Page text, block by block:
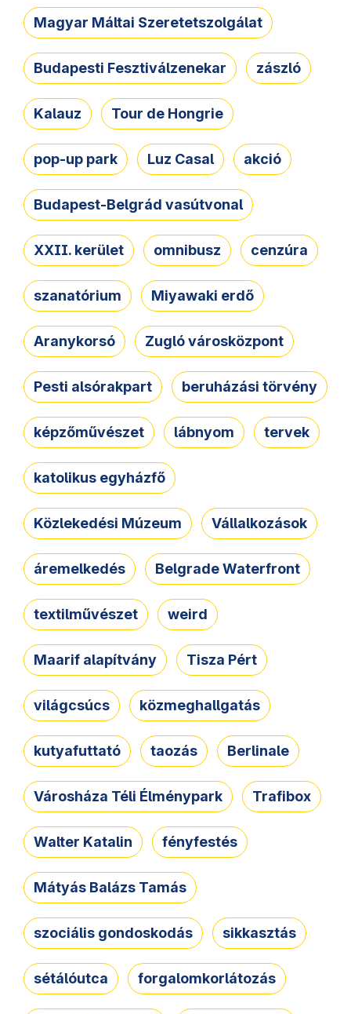
Magyar Máltai Szeretetszolgálat
Budapesti Fesztiválzenekar zászló
Kalauz Tour de Hongrie
pop-up park Luz Casal akció
Budapest-Belgrád vasútvonal
XXII. kerület omnibusz cenzúra
szanatórium Miyawaki erdő
Aranykorsó Zugló városközpont
Pesti alsórakpart beruházási törvény
képzőművészet lábnyom tervek
katolikus egyházfő
Közlekedési Múzeum Vállalkozások
áremelkedés Belgrade Waterfront
textilművészet weird
Maarif alapítvány Tisza Pért
világcsúcs közmeghallgatás
kutyafuttató taozás Berlinale
Városháza Téli Élménypark Trafibox
Walter Katalin fényfestés
Mátyás Balázs Tamás
szociális gondoskodás sikkasztás
sétálóutca forgalomkorlátozás